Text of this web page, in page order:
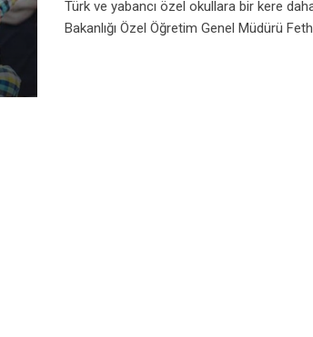
Türk ve yabancı özel okullara bir kere daha
Bakanlığı Özel Öğretim Genel Müdürü